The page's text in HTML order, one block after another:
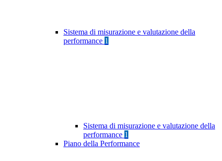
Sistema di misurazione e valutazione della
performance 1
Sistema di misurazione e valutazione della
performance 1
Piano della Performance